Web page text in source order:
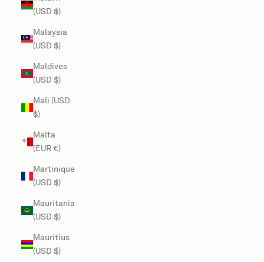
(USD $)
Malaysia
(USD $)
Maldives
(USD $)
Mali (USD
$)
Malta
(EUR €)
Martinique
(USD $)
Mauritania
(USD $)
Mauritius
(USD $)